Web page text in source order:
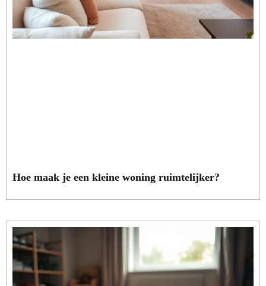
Hoe maak je een kleine woning ruimtelijker?